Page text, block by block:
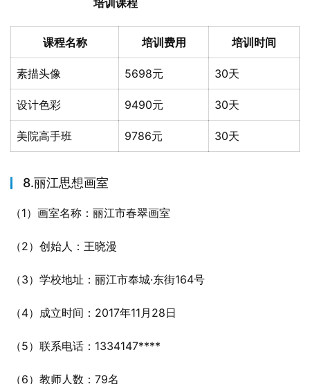
培训课程
课程名称 培训费用 培训时间
素描头像 5698元 30天
设计色彩 9490元 30天
美院高手班 9786元 30天
8.丽江思想画室
（1）画室名称：丽江市春翠画室
（2）创始人：王晓漫
（3）学校地址：丽江市奉城·东街164号
（4）成立时间：2017年11月28日
（5）联系电话：1334147****
（6）教师人数：79名